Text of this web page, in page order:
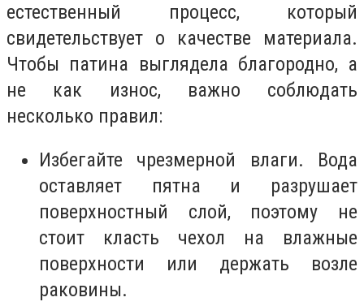
естественный процесс, который
свидетельствует о качестве материала.
Чтобы патина выглядела благородно, а
не как износ, важно соблюдать
несколько правил:
Избегайте чрезмерной влаги. Вода
оставляет пятна и разрушает
поверхностный слой, поэтому не
стоит класть чехол на влажные
поверхности или держать возле
раковины.